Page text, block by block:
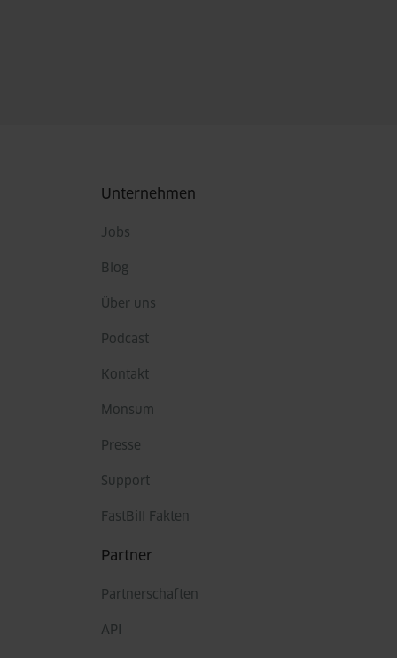
Unternehmen
Jobs
Blog
Über uns
Podcast
Kontakt
Monsum
Presse
Support
FastBill Fakten
Partner
Partnerschaften
API